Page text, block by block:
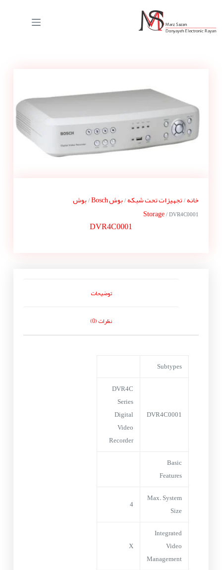
خانه/ تجهیزات تحت شبکه/ بوش Bosch / بوش
Storage / DVR4C0001
DVR4C0001
توضیحات
نظرات (0)
Subtypes
DVR4C0001
DVR4C
Series
Digital
Video
Recorder
Basic
Features
Max. System
Size
4
Integrated
Video
Management
X